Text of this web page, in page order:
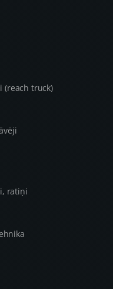
(reach truck)
ratiņi